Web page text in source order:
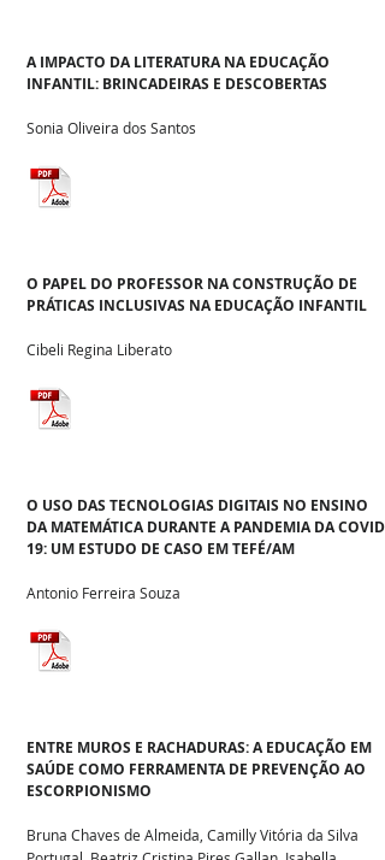
Sonia Oliveira dos Santos
A IMPACTO DA LITERATURA NA EDUCAÇÃO
INFANTIL: BRINCADEIRAS E DESCOBERTAS
Cibeli Regina Liberato
O PAPEL DO PROFESSOR NA CONSTRUÇÃO DE
PRÁTICAS INCLUSIVAS NA EDUCAÇÃO INFANTIL
Antonio Ferreira Souza
O USO DAS TECNOLOGIAS DIGITAIS NO ENSINO
DA MATEMÁTICA DURANTE A PANDEMIA DA COVID-
19: UM ESTUDO DE CASO EM TEFÉ/AM
Bruna Chaves de Almeida, Camilly Vitória da Silva
ENTRE MUROS E RACHADURAS: A EDUCAÇÃO EM
SAÚDE COMO FERRAMENTA DE PREVENÇÃO AO
ESCORPIONISMO